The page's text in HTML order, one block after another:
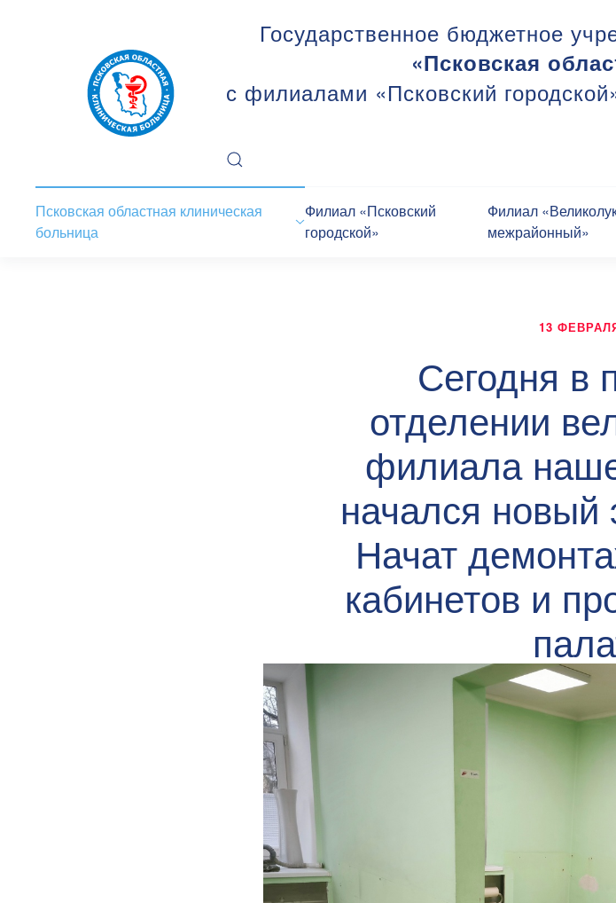
Государственное бюджетное
«Псковская
с филиалами «Псковский
Псковская областная клиническая
больница
Филиал «Псковский
городской»
Филиал
межрайонный»
13
Сегодня в
отделении
филиала
начался новый
Начат
кабинетов и